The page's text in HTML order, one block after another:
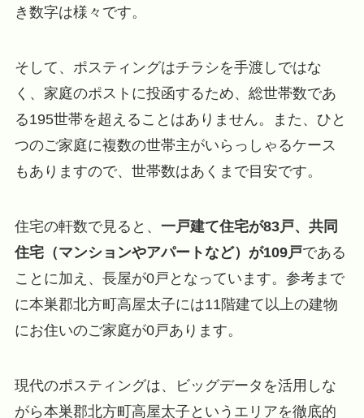
き数字は様々です。
そして、ポスティングはチラシを手渡しではな
く、家庭のポストに投函するため、総世帯数であ
る195世帯を超えることはありません。また、ひと
つのご家庭に複数の世帯主がいらっしゃるケース
もありますので、世帯数はあくまで目安です。
住宅の軒数で見ると、 一戸建て住宅が83戸、共同
住宅（マンションやアパートなど）が109戸である
ことに加え、長屋が0戸となっています。参考まで
に本巣郡北方町高屋太子には11階建て以上の建物
にお住いのご家庭が0戸あります。
現代のポスティングは、ビッグデータを活用しな
がら本巣郡北方町高屋太子というエリアを徹底的